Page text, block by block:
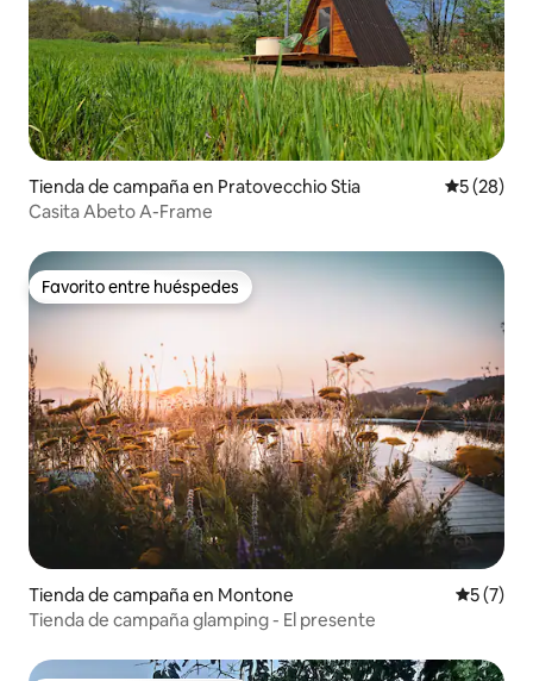
Tienda de campaña en Pratovecchio Stia
5 (28)
Casita Abeto A-Frame
Favorito entre huéspedes
Favorito entre huéspedes
Tienda de campaña en Montone
5 (7)
Tienda de campaña glamping - El presente